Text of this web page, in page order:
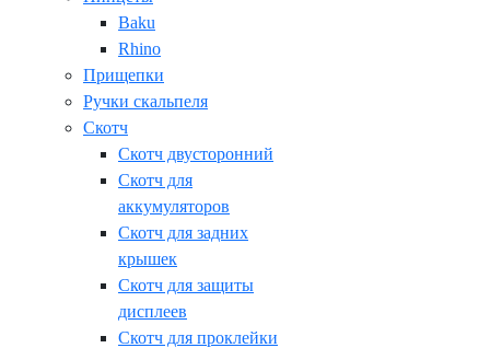
Baku
Rhino
Прищепки
Ручки скальпеля
Скотч
Скотч двусторонний
Скотч для
аккумуляторов
Скотч для задних
крышек
Скотч для защиты
дисплеев
Скотч для проклейки